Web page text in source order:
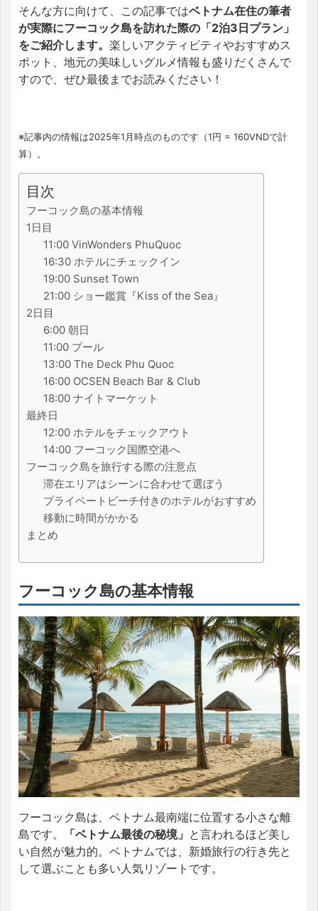
そんな方に向けて、この記事ではベトナム在住の筆者
が実際にフーコック島を訪れた際の「2泊3日プラン」
をご紹介します。 楽しいアクティビティやおすすめス
ポット、地元の美味しいグルメ情報も盛りだくさんで
すので、ぜひ最後までお読みください！
※記事内の情報は2025年1月時点のものです（1円 = 160VNDで計
算）。
目次
フーコック島の基本情報
1日目
11:00 VinWonders PhuQuoc
16:30 ホテルにチェックイン
19:00 Sunset Town
21:00 ショー鑑賞『Kiss of the Sea』
2日目
6:00 朝日
11:00 プール
13:00 The Deck Phu Quoc
16:00 OCSEN Beach Bar & Club
18:00 ナイトマーケット
最終日
12:00 ホテルをチェックアウト
14:00 フーコック国際空港へ
フーコック島を旅行する際の注意点
滞在エリアはシーンに合わせて選ぼう
プライベートビーチ付きのホテルがおすすめ
移動に時間がかかる
まとめ
フーコック島の基本情報
フーコック島は、ベトナム最南端に位置する小さな離
島です。
「ベトナム最後の秘境」 と言われるほど美し
い自然が魅力的。ベトナムでは、新婚旅行の行き先と
して選ぶことも多い人気リゾートです。